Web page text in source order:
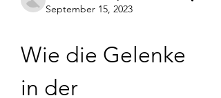
September 15, 2023
Wie die Gelenke
in der